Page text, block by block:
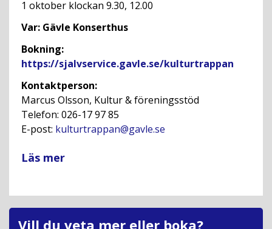
1 oktober klockan 9.30, 12.00
Var: Gävle Konserthus
Bokning:
https://sjalvservice.gavle.se/kulturtrappan
Kontaktperson:
Marcus Olsson, Kultur & föreningsstöd
Telefon: 026-17 97 85
E-post: kulturtrappan@gavle.se
Läs mer
Vill du veta mer eller boka?